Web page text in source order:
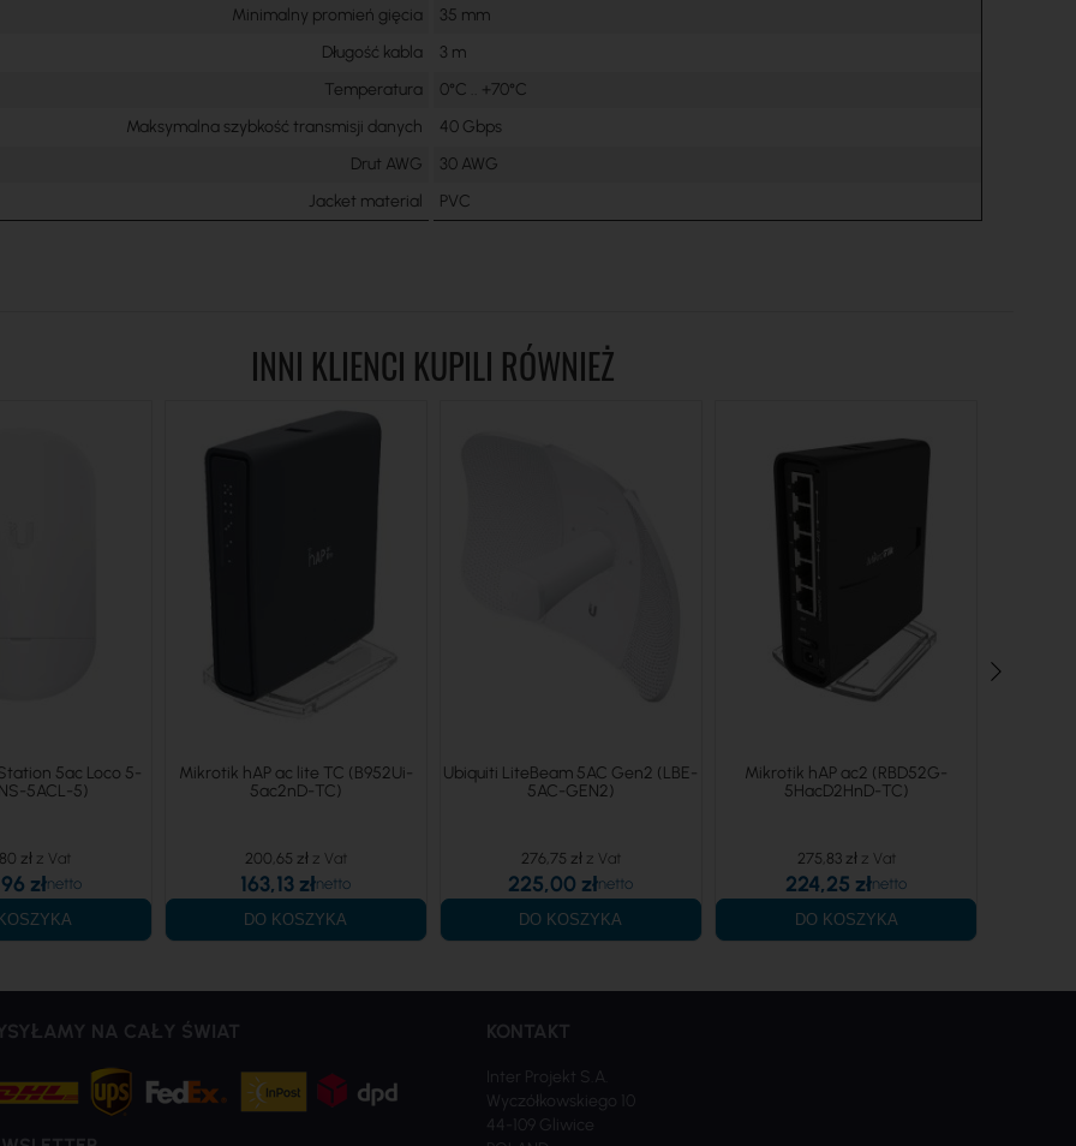
Minimalny promień gięcia
35 mm
Długość kabla
3 m
Temperatura
0°C .. +70°C
Maksymalna szybkość transmisji danych
40 Gbps
Drut AWG
30 AWG
Jacket material
PVC
INNI KLIENCI KUPILI RÓWNIEŻ
5ac Loco 5-
5ACL-5)
zł
zł
Mikrotik hAP ac lite TC (B952Ui-
5ac2nD-TC)
200,65 zł
163,13 zł
DO KOSZYKA
Ubiquiti LiteBeam 5AC Gen2 (LBE-
5AC-GEN2)
276,75 zł
225,00 zł
DO KOSZYKA
Mikrotik hAP ac2 (RBD52G-
5HacD2HnD-TC)
275,83 zł
224,25 zł
DO KOSZYKA
NA CAŁY ŚWIAT KONTAKT
Inter Projekt S.A.
Wyczółkowskiego 10
44-109 Gliwice